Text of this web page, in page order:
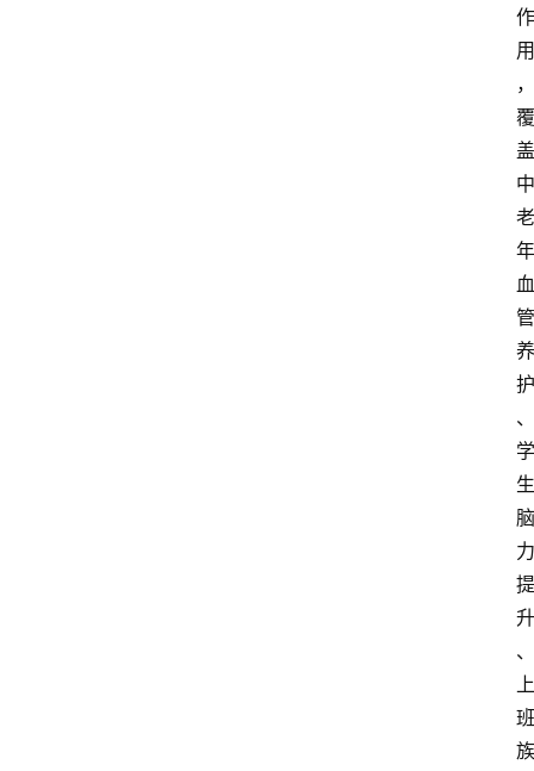
作
用
，
覆
盖
中
老
年
血
管
养
护
、
学
生
脑
力
提
升
、
上
班
族